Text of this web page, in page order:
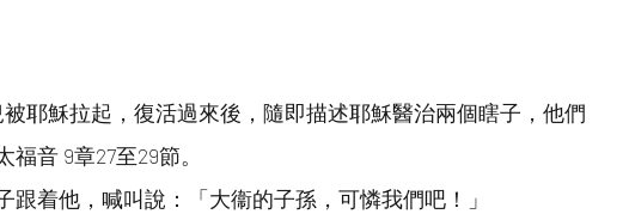
耶穌拉起，復活過來後，隨即描述耶穌醫治兩個瞎子，他們
音 9章27至29節。
着他，喊叫說：「大衞的子孫，可憐我們吧！」